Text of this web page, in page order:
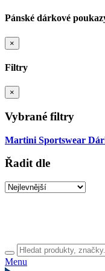
Pánské dárkové
×
Filtry
×
Vybrané filtry
Martini Sportswear
Řadit dle
Menu